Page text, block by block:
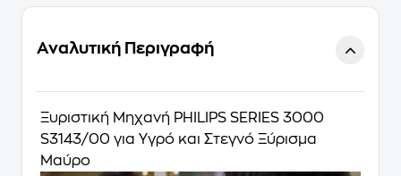
Αναλυτική Περιγραφή
Ξυριστική Μηχανή PHILIPS SERIES 3000
S3143/00 για Υγρό και Στεγνό Ξύρισμα
Μαύρο